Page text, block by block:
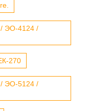
/ ЭО-4124 /
270
/ ЭО-5124 /